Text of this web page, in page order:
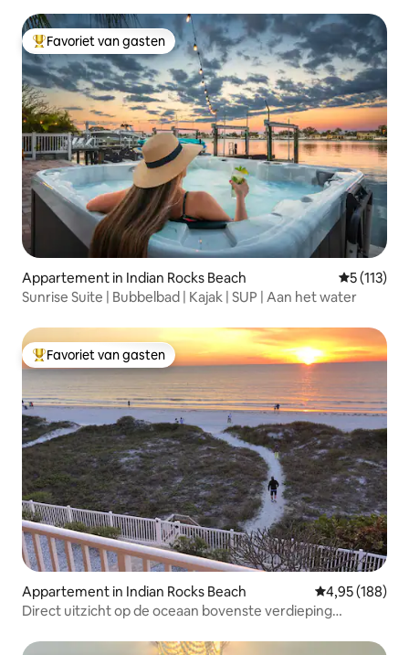
Topfavoriet van gasten
Favoriet van gasten
Appartement in Indian Rocks Beach
5 (113)
Sunrise Suite | Bubbelbad | Kajak | SUP | Aan het water
Topfavoriet van gasten
Favoriet van gasten
Appartement in Indian Rocks Beach Gemiddelde
4,95 (188)
Direct uitzicht op de oceaan bovenste verdieping